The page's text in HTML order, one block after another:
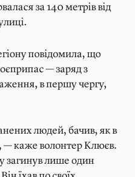
за 140 метрів від
повідомила, що
— заряд з
в першу чергу,
людей, бачив, як в
— каже волонтер Клюєв.
загинув лише один